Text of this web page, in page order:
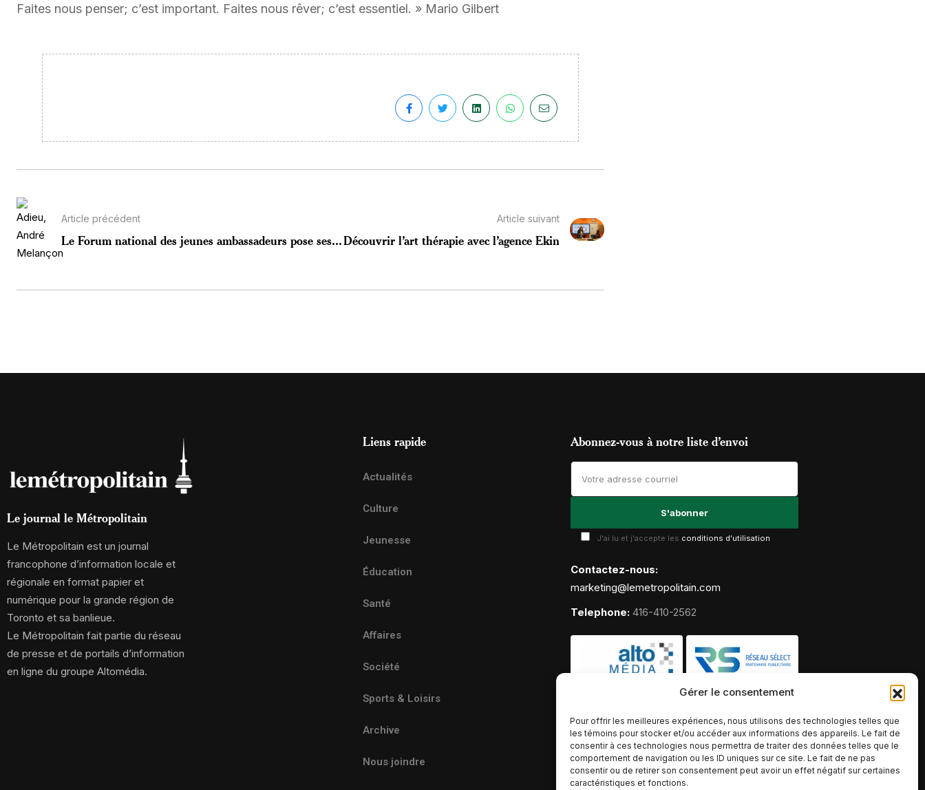
Gérer le consentement
Pour offrir les meilleures expériences, nous utilisons des technologies telles que
les témoins pour stocker et/ou accéder aux informations des appareils. Le fait de
consentir à ces technologies nous permettra de traiter des données telles que le
comportement de navigation ou les ID uniques sur ce site. Le fait de ne pas
consentir ou de retirer son consentement peut avoir un effet négatif sur certaines
caractéristiques et fonctions.
Faites nous penser; c’est important. Faites nous rêver; c’est essentiel. » Mario Gilbert
Article précédent
Le Forum national des jeunes ambassadeurs pose ses...
Article suivant
Découvrir l’art thérapie avec l’agence Ekin
Le journal le Métropolitain
Le Métropolitain est un journal
francophone d’information locale et
régionale en format papier et
numérique pour la grande région de
Toronto et sa banlieue.
Le Métropolitain fait partie du réseau
de presse et de portails d’information
en ligne du groupe Altomédia.
Liens rapide
Actualités
Culture
Jeunesse
Éducation
Santé
Affaires
Société
Sports & Loisirs
Archive
Nous joindre
Abonnez-vous à notre liste d’envoi
J'ai lu et j'accepte les conditions d'utilisation
Contactez-nous:
marketing@lemetropolitain.com
Telephone: 416-410-2562